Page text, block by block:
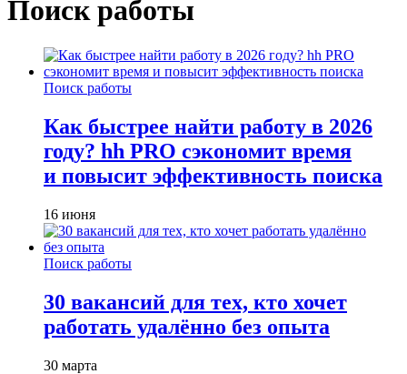
Поиск работы
Поиск работы
Как быстрее найти работу в 2026
году? hh PRO сэкономит время
и повысит эффективность поиска
16 июня
Поиск работы
30 вакансий для тех, кто хочет
работать удалённо без опыта
30 марта